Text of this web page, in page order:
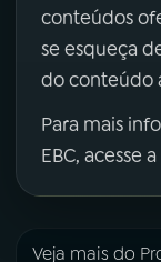
conteúdos
se esqueça
do conteúdo
Para mais
EBC, acesse
Veja mais do